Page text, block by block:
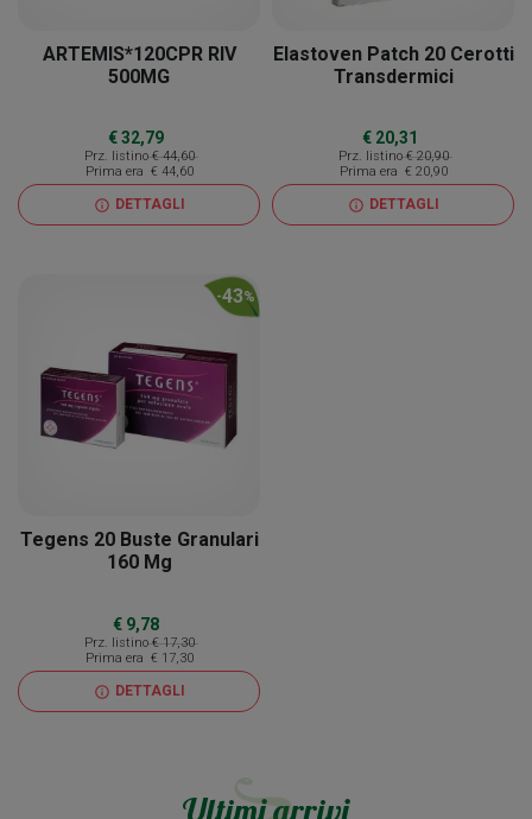
ARTEMIS*120CPR RIV
500MG
€ 32,79
Prz. listino € 44,60
Prima era € 44,60
info DETTAGLI
Elastoven Patch 20 Cerotti
Transdermici
€ 20,31
Prz. listino € 20,90
Prima era € 20,90
info DETTAGLI
-43%
Tegens 20 Buste Granulari
160 Mg
€ 9,78
Prz. listino € 17,30
Prima era € 17,30
info DETTAGLI
Ultimi arrivi